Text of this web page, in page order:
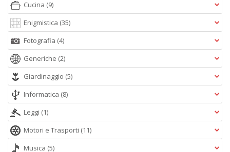
Cucina (9)
Enigmistica (35)
Fotografia (4)
Generiche (2)
Giardinaggio (5)
Informatica (8)
Leggi (1)
Motori e Trasporti (11)
Musica (5)